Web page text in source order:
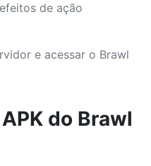
de ação
e acessar o Brawl
do Brawl